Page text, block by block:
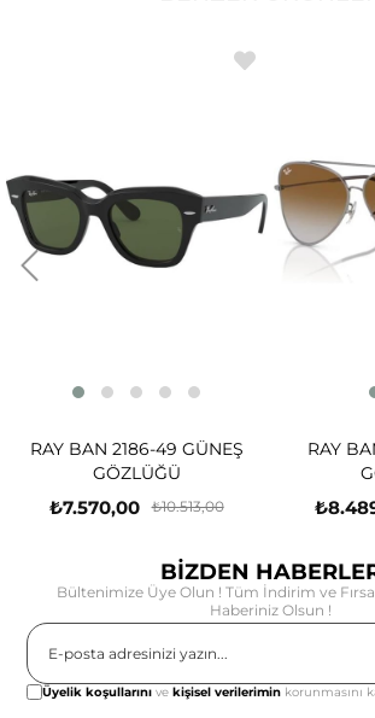
RAY BAN 2186-49 GÜNEŞ
GÖZLÜĞÜ
₺7.570,00 ₺10.513,00
RAY
BİZDEN
Bültenimize Üye Olun ! Tüm İndirim ve
Haberiniz Olsun !
Üyelik koşullarını vekişisel verilerimin korunmasını